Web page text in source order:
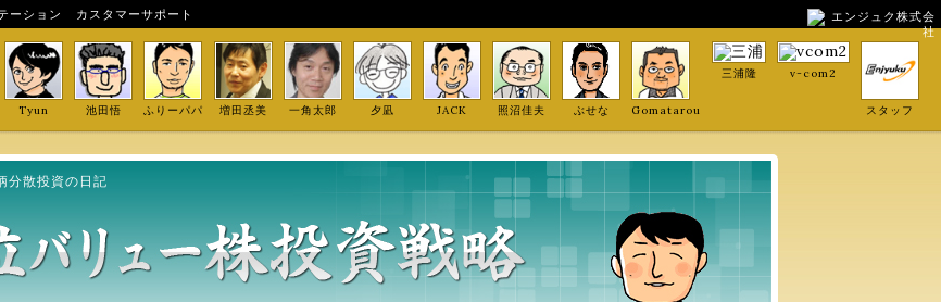
ーション カスタマーサポート
エンジュク株式会
社
Tyun 池田悟 ふりーパパ 増田丞美 一角太郎 夕凪 JACK 照沼佳夫 ぶせな Gomatarou
三浦隆 v-com2
スタッフ
分散投資の日記